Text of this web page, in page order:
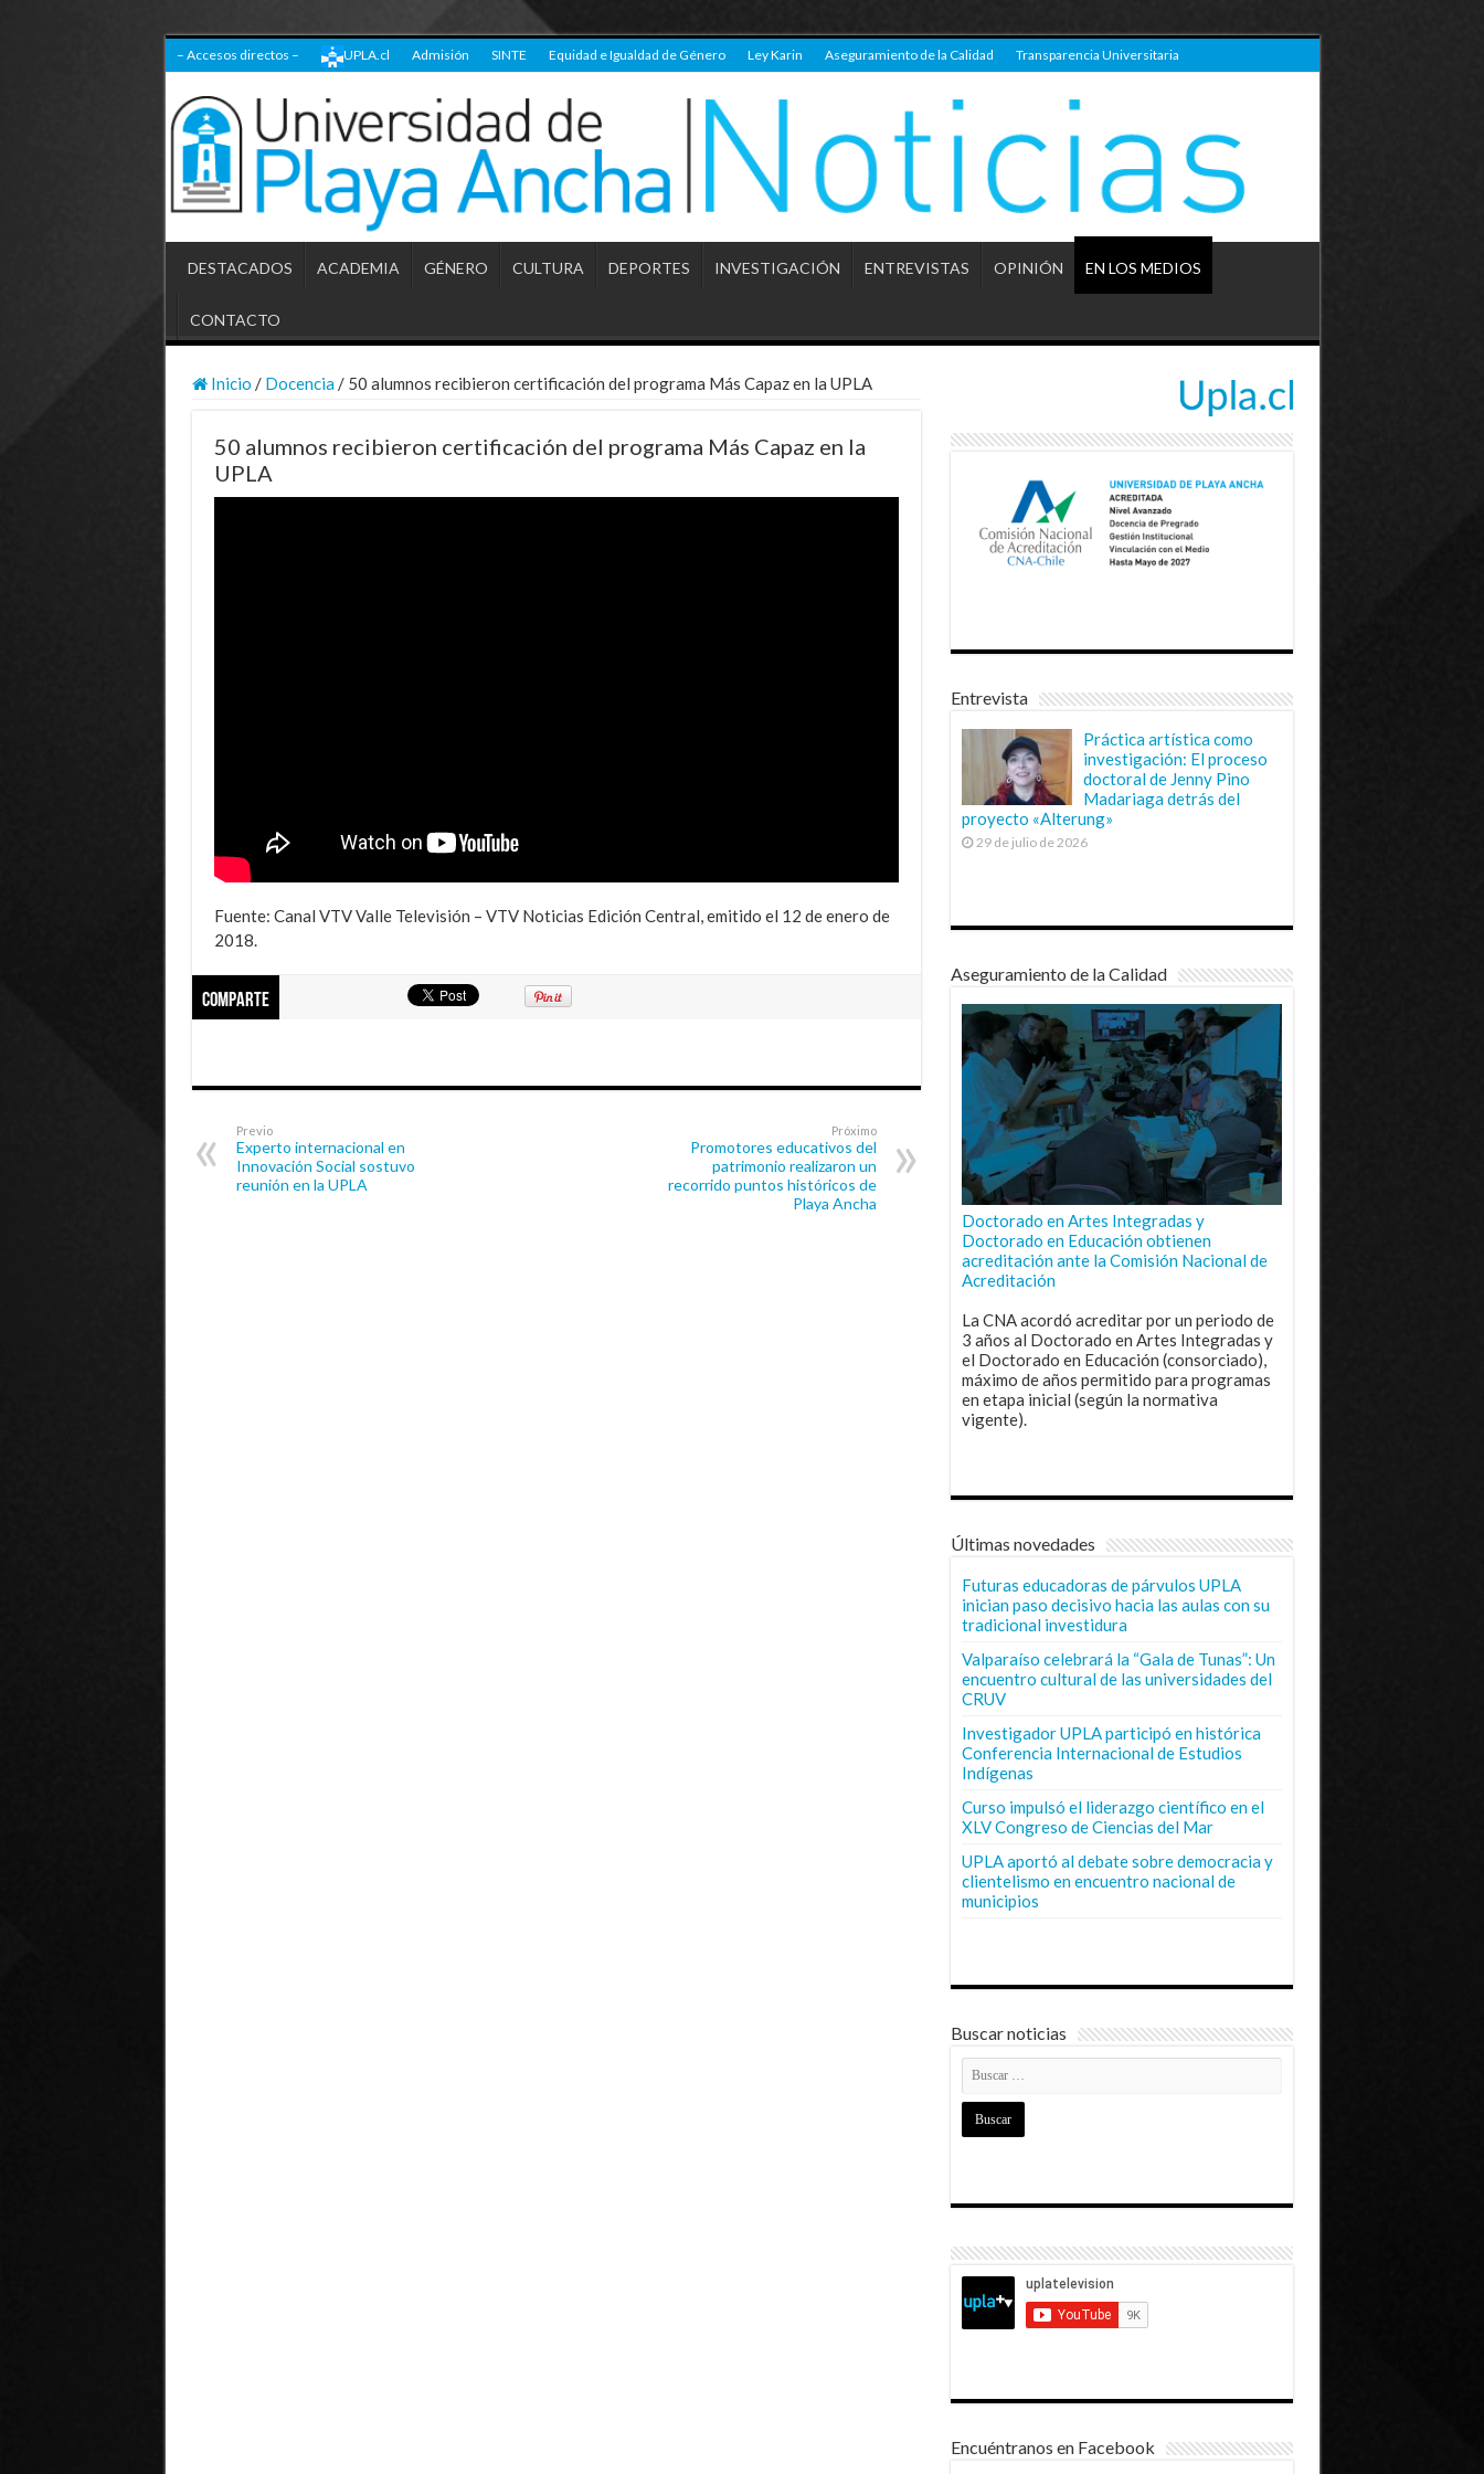
– Accesos directos – UPLA.cl Admisión SINTE Equidad e Igualdad de Género Ley Karin Aseguramiento de la Calidad Transparencia Universitaria
DESTACADOS ACADEMIA GÉNERO CULTURA DEPORTES INVESTIGACIÓN ENTREVISTAS OPINIÓN EN LOS MEDIOS
CONTACTO
Inicio / Docencia / 50 alumnos recibieron certificación del programa Más Capaz en la UPLA
50 alumnos recibieron certificación del programa Más Capaz en la
UPLA
Fuente: Canal VTV Valle Televisión – VTV Noticias Edición Central, emitido el 12 de enero de
2018.
Comparte
Previo
Experto internacional en
Innovación Social sostuvo
reunión en la UPLA
Próximo
Promotores educativos del
patrimonio realizaron un
recorrido puntos históricos de
Playa Ancha
Entrevista
Práctica artística como
investigación: El proceso
doctoral de Jenny Pino
Madariaga detrás del
proyecto «Alterung»
29 de julio de 2026
Aseguramiento de la Calidad
Doctorado en Artes Integradas y
Doctorado en Educación obtienen
acreditación ante la Comisión Nacional de
Acreditación
La CNA acordó acreditar por un periodo de
3 años al Doctorado en Artes Integradas y
el Doctorado en Educación (consorciado),
máximo de años permitido para programas
en etapa inicial (según la normativa
vigente).
Últimas novedades
Futuras educadoras de párvulos UPLA
inician paso decisivo hacia las aulas con su
tradicional investidura
Valparaíso celebrará la “Gala de Tunas”: Un
encuentro cultural de las universidades del
CRUV
Investigador UPLA participó en histórica
Conferencia Internacional de Estudios
Indígenas
Curso impulsó el liderazgo científico en el
XLV Congreso de Ciencias del Mar
UPLA aportó al debate sobre democracia y
clientelismo en encuentro nacional de
municipios
Buscar noticias
Encuéntranos en Facebook